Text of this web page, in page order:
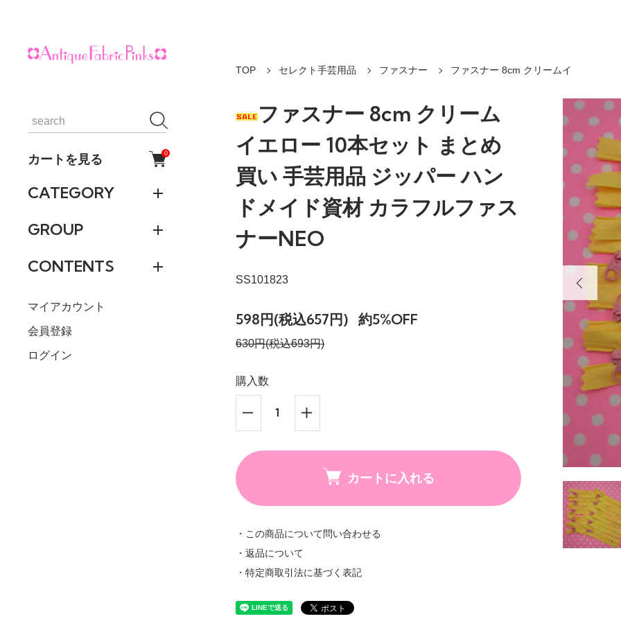
カートを見る 0
CATEGORY
GROUP
CONTENTS
マイアカウント
会員登録
ログイン
TOP セレクト手芸用品 ファスナー ファスナー 8cm クリームイ
ファスナー 8cm クリーム
イエロー 10本セット まとめ
買い 手芸用品 ジッパー ハン
ドメイド資材 カラフルファス
ナーNEO
SS101823
598円(税込657円) 約5%OFF
630円(税込693円)
購入数
カートに入れる
・この商品について問い合わせる
・返品について
・特定商取引法に基づく表記